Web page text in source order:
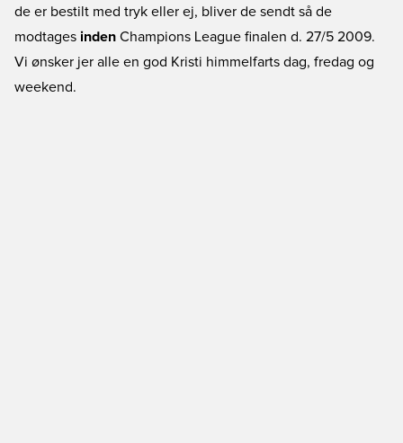
de er bestilt med tryk eller ej, bliver de sendt så de
modtages inden Champions League finalen d. 27/5 2009.
Vi ønsker jer alle en god Kristi himmelfarts dag, fredag og
weekend.